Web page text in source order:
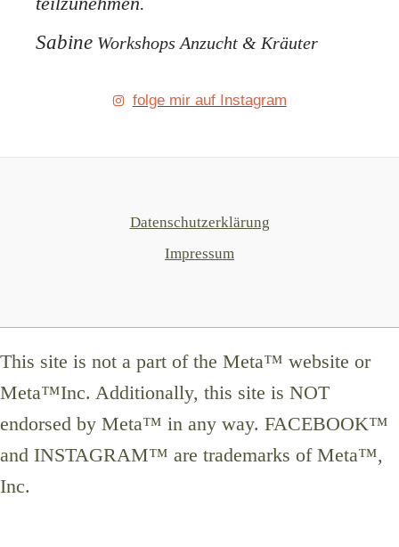
Sabine Workshops Anzucht & Kräuter
folge mir auf Instagram
Datenschutzerklärung
Impressum
This site is not a part of the Meta™ website or
Meta™Inc. Additionally, this site is NOT
endorsed by Meta™ in any way. FACEBOOK™
and INSTAGRAM™ are trademarks of Meta™,
Inc.